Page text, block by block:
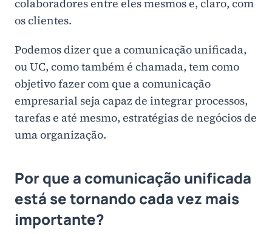
colaboradores entre eles mesmos e, claro, com
os clientes.
Podemos dizer que a comunicação unificada,
ou UC, como também é chamada, tem como
objetivo fazer com que a comunicação
empresarial seja capaz de integrar processos,
tarefas e até mesmo, estratégias de negócios de
uma organização.
Por que a comunicação unificada
está se tornando cada vez mais
importante?